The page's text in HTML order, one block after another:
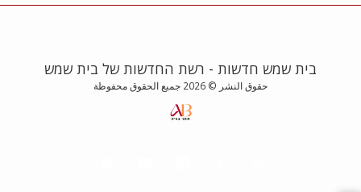
בית שמש חדשות - רשת החדשות של בית שמש
حقوق النشر © 2026 جميع الحقوق محفوظة